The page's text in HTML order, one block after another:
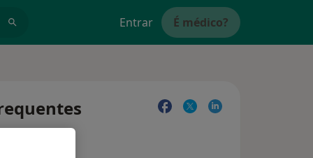
Entrar É médico?